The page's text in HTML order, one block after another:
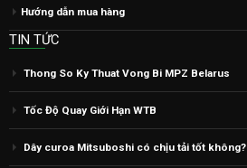
Hướng dẫn mua hàng
TIN TỨC
Thong So Ky Thuat Vong Bi MPZ Belarus
Tốc Độ Quay Giới Hạn WTB
Dây curoa Mitsuboshi có chịu tải tốt không?